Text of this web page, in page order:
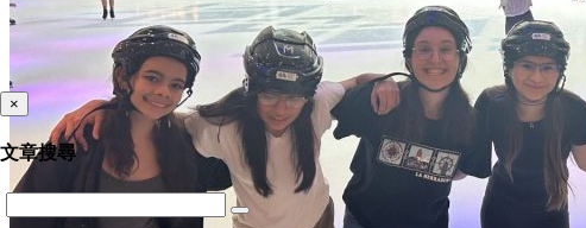
×
文章搜尋